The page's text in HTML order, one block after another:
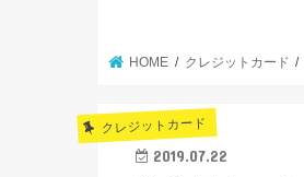
HOME クレジットカード
クレジットカード
2019.07.22